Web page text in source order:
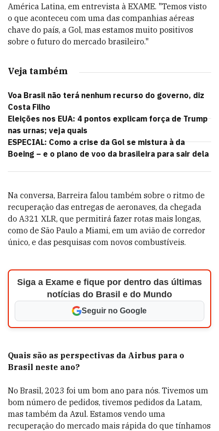
América Latina, em entrevista à EXAME. "Temos visto
o que aconteceu com uma das companhias aéreas
chave do país, a Gol, mas estamos muito positivos
sobre o futuro do mercado brasileiro."
Veja também
Voa Brasil não terá nenhum recurso do governo, diz
Costa Filho
Eleições nos EUA: 4 pontos explicam força de Trump
nas urnas; veja quais
ESPECIAL: Como a crise da Gol se mistura à da
Boeing – e o plano de voo da brasileira para sair dela
Na conversa, Barreira falou também sobre o ritmo de
recuperação das entregas de aeronaves, da chegada
do A321 XLR, que permitirá fazer rotas mais longas,
como de São Paulo a Miami, em um avião de corredor
único, e das pesquisas com novos combustíveis.
Siga a Exame e fique por dentro das últimas
notícias do Brasil e do Mundo
Seguir no Google
Quais são as perspectivas da Airbus para o
Brasil neste ano?
No Brasil, 2023 foi um bom ano para nós. Tivemos um
bom número de pedidos, tivemos pedidos da Latam,
mas também da Azul. Estamos vendo uma
recuperação do mercado mais rápida do que tínhamos